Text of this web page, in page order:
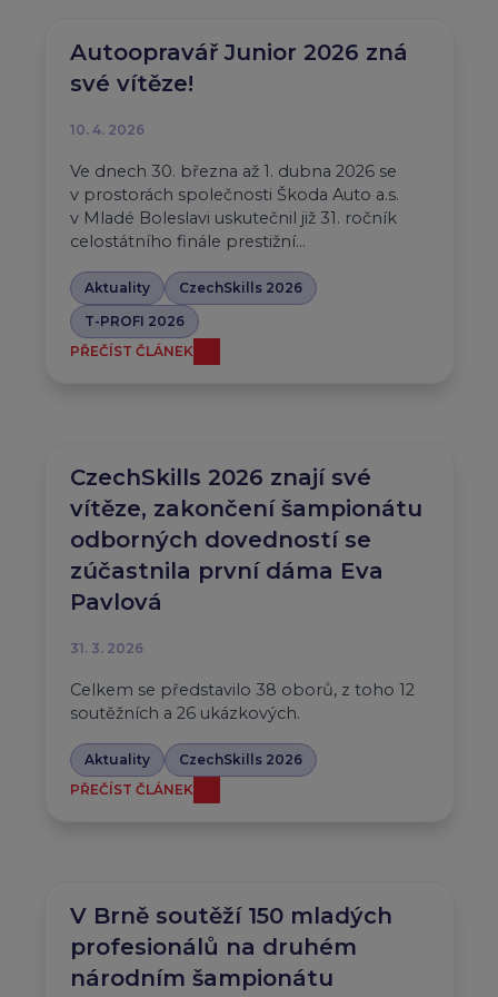
Autoopravář Junior 2026 zná
své vítěze!
10. 4. 2026
Ve dnech 30. března až 1. dubna 2026 se
v prostorách společnosti Škoda Auto a.s.
v Mladé Boleslavi uskutečnil již 31. ročník
celostátního finále prestižní…
Aktuality
CzechSkills 2026
T-PROFI 2026
PŘEČÍST ČLÁNEK
CzechSkills 2026 znají své
vítěze, zakončení šampionátu
odborných dovedností se
zúčastnila první dáma Eva
Pavlová
31. 3. 2026
Celkem se představilo 38 oborů, z toho 12
soutěžních a 26 ukázkových.
Aktuality
CzechSkills 2026
PŘEČÍST ČLÁNEK
V Brně soutěží 150 mladých
profesionálů na druhém
národním šampionátu